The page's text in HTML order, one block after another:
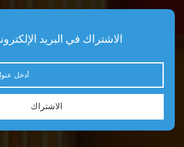
الاشتراك في البريد
الاشتراك